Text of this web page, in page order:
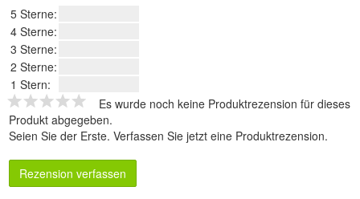
5 Sterne:
4 Sterne:
3 Sterne:
2 Sterne:
1 Stern:
Es wurde noch keine Produktrezension für dieses
Produkt abgegeben.
Seien Sie der Erste. Verfassen Sie jetzt eine Produktrezension.
Rezension verfassen